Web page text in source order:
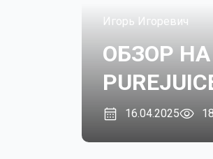
Игорь Игоревич
ОБЗОР
16.04.2025